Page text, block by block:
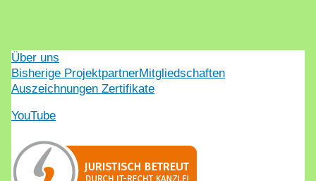
Über uns
Bisherige ProjektpartnerMitgliedschaften
Auszeichnungen Zertifikate
YouTube